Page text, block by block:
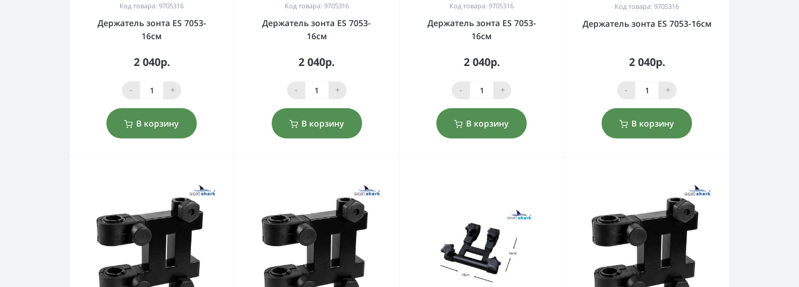
Код товара: 9705316
Держатель зонта ES 7053-
16см
2 040р.
- +
В корзину
Код товара: 9705316
Держатель зонта ES 7053-
16см
2 040р.
- +
В корзину
Код товара: 9705316
Держатель зонта ES 7053-
16см
2 040р.
- +
В корзину
Код товара: 9705316
Держатель зонта ES 7053-16см
2 040р.
- +
В корзину